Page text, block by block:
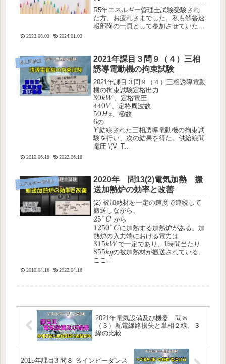
R5年エネルギー管理士試験受験され
た方、お疲れさまでした。私も解答速
報部隊の一員として参加させていただ
体的な感想としては、難しい問題もあ
り...
2023.08.03 2024.01.03
過去問解説
2021年課目３問９（４）三相
誘導電動機の拘束試験
2021年課目３問９（４）三相誘導電動
機の拘束試験定格出力
30kW
30kW 、定格電圧
440 V
440V、定格周波数
50Hz
50Hz 、極数
6
6の
Y
Y結線された三相誘導電動機の拘束試
験を行い、次の結果を得た。供給線間
電圧 \(V_T...
2010.06.18 2022.06.18
エネルギー管理士
2020年 問13(2)電気加熱 搬
送加熱炉の効率と改善
(2) 被加熱材を一定の速度で連続して
搬送しながら、
25°C
25°C から
1250°C
1250°C に加熱する加熱炉がある。加
熱炉の入力端における電力は
315kW
315kWで一定であり、1時間当たり
855kg
855kgの被加熱材が搬送されている。
ここ...
2010.04.16 2022.04.16
2021年電気設備及び機器 問８
（３）配電線路損失と単相２線、３
線の比較
2015年課目3 問８ ％インピーダンス